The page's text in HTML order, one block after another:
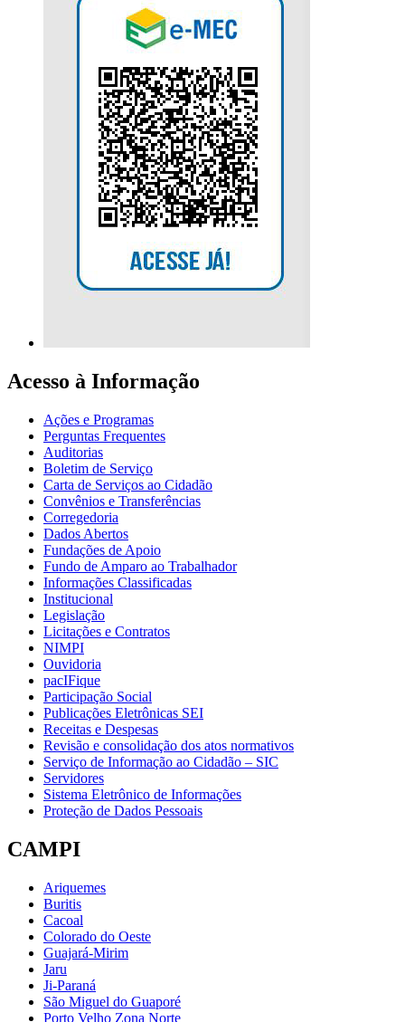
Acesso à Informação
Ações e Programas
Perguntas Frequentes
Auditorias
Boletim de Serviço
Carta de Serviços ao Cidadão
Convênios e Transferências
Corregedoria
Dados Abertos
Fundações de Apoio
Fundo de Amparo ao Trabalhador
Informações Classificadas
Institucional
Legislação
Licitações e Contratos
NIMPI
Ouvidoria
pacIFique
Participação Social
Publicações Eletrônicas SEI
Receitas e Despesas
Revisão e consolidação dos atos normativos
Serviço de Informação ao Cidadão – SIC
Servidores
Sistema Eletrônico de Informações
Proteção de Dados Pessoais
CAMPI
Ariquemes
Buritis
Cacoal
Colorado do Oeste
Guajará-Mirim
Jaru
Ji-Paraná
São Miguel do Guaporé
Porto Velho Zona Norte